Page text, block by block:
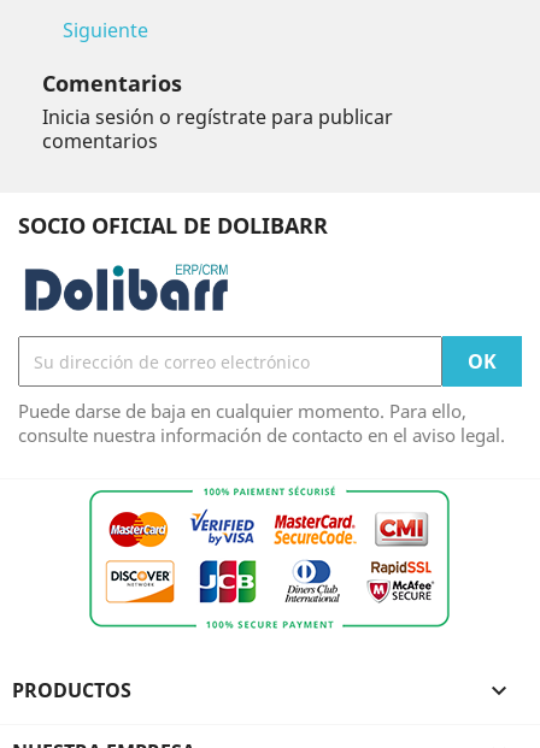
Siguiente
Comentarios
Inicia sesión o regístrate para publicar
comentarios
SOCIO OFICIAL DE DOLIBARR
Puede darse de baja en cualquier momento. Para ello,
consulte nuestra información de contacto en el aviso legal.
PRODUCTOS 